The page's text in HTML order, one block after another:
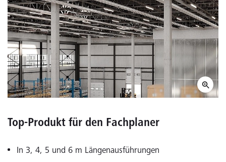
Top-Produkt für den Fachplaner
In 3, 4, 5 und 6 m Längenausführungen